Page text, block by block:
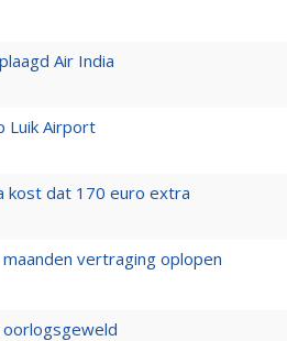
Air India
Luik Airport
kost dat 170 euro extra
vertraging oplopen